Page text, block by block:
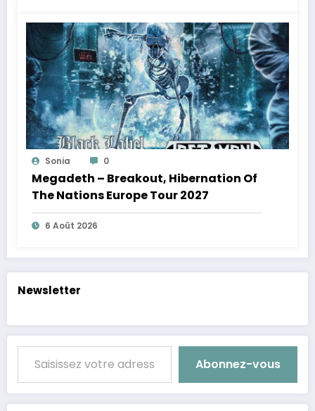
Sonia 0
Megadeth – Breakout, Hibernation Of
The Nations Europe Tour 2027
6 Août 2026
Newsletter
Saisissez votre adresse e-mail…
Abonnez-vous